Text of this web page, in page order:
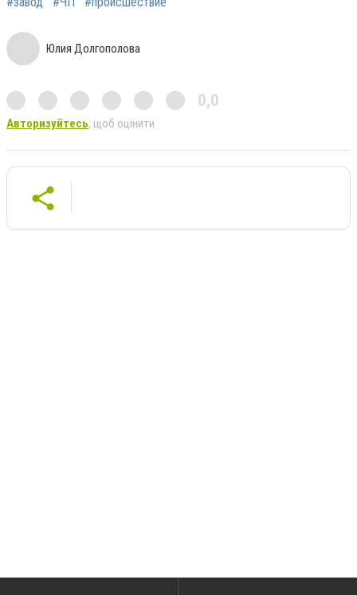
Юлия Долгополова
0,0
Авторизуйтесь, щоб оцінити